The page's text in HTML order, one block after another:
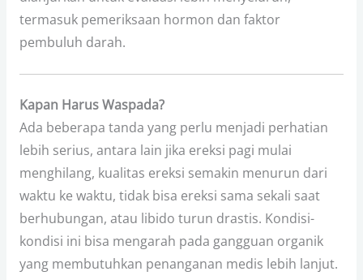
termasuk pemeriksaan hormon dan faktor
pembuluh darah.
Kapan Harus Waspada?
Ada beberapa tanda yang perlu menjadi perhatian
lebih serius, antara lain jika ereksi pagi mulai
menghilang, kualitas ereksi semakin menurun dari
waktu ke waktu, tidak bisa ereksi sama sekali saat
berhubungan, atau libido turun drastis. Kondisi-
kondisi ini bisa mengarah pada gangguan organik
yang membutuhkan penanganan medis lebih lanjut.